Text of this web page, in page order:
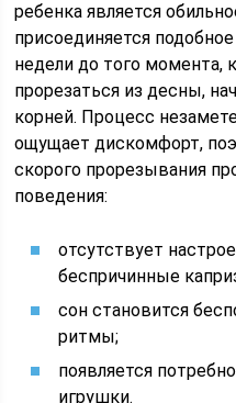
ребенка является
присоединяется
недели до того момента,
прорезаться из десны,
корней. Процесс
ощущает дискомфорт,
скорого прорезывания
поведения:
отсутствует
беспричинные
сон становится
ритмы;
появляется
игрушки.